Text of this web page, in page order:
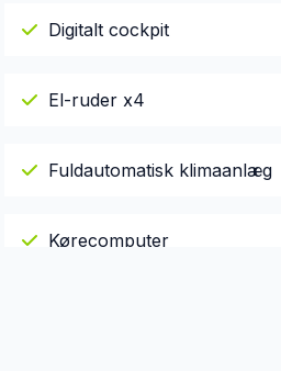
Digitalt cockpit
El-ruder x4
Fuldautomatisk klimaanlæg
Kørecomputer